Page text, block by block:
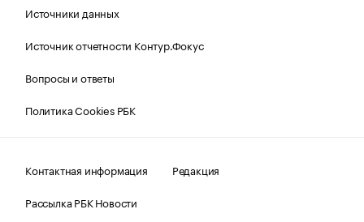
Источники данных
Источник отчетности Контур.Фокус
Вопросы и ответы
Политика Cookies РБК
Контактная информация
Редакция
Рассылка РБК Новости